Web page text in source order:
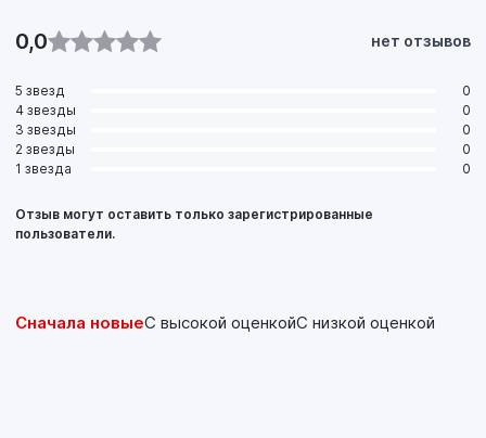
0,0 нет отзывов
5 звезд
0
4 звезды
0
3 звезды
0
2 звезды
0
1 звезда
0
Отзыв могут оставить только зарегистрированные
пользователи.
Сначала новыеС высокой оценкойС низкой оценкой